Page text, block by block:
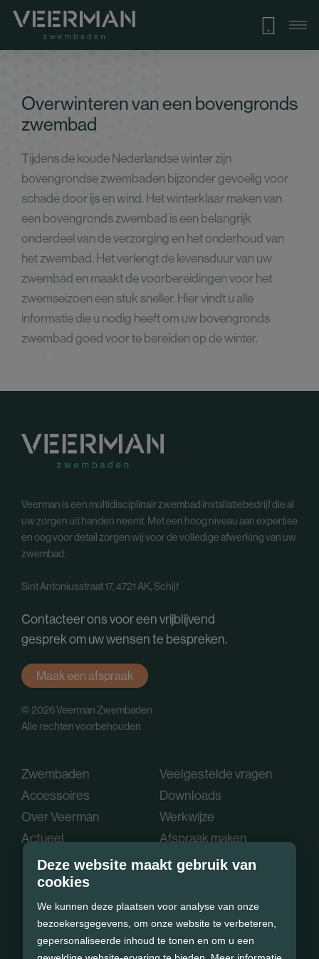
Deze website maakt gebruik van
cookies
We kunnen deze plaatsen voor analyse van onze
bezoekersgegevens, om onze website te verbeteren,
gepersonaliseerde inhoud te tonen en om u een
Overwinteren van een bovengronds
zwembad
Tijdens de koude Nederlandse winter zijn
bovengrondse zwembaden bijzonder gevoelig voor
schade door ijs en wind. Het winterklaar maken van
een bovengronds zwembad is een belangrijk
onderdeel van de verzorging en het onderhoud van
het zwembad. Het verlengt de levensduur van uw
zwembad en maakt de voorbereidingen voor het
zwemseizoen een stuk sneller. Hier vindt u alle
informatie die u nodig heeft om uw bovengronds
zwembad goed voor te bereiden op de winter.
Veerman is een multidisciplinair zwembad installatiebedrijf die al
uw zorgen uit handen neemt. Met een hoog niveau aan expertise
en oog voor detail zorgen wij voor de volledige afwerking van uw
zwembad.
Sint Antoniusstraat 17, 4721 AK, Schijf
Contacteer ons voor een vrijblijvend
gesprek om uw wensen te bespreken.
Maak een afspraak
© 2026 Veerman Zwembaden
Alle rechten voorbehouden
Zwembaden
Accessoires
Over Veerman
Actueel
Veelgestelde vragen
Downloads
Werkwijze
Afspraak maken